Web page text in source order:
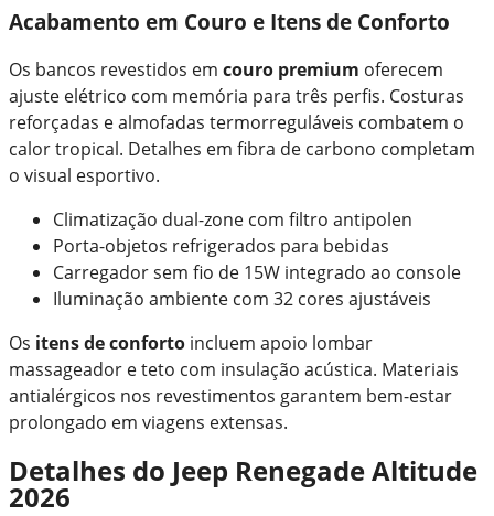
Acabamento em Couro e Itens de Conforto
Os bancos revestidos em couro premium oferecem
ajuste elétrico com memória para três perfis. Costuras
reforçadas e almofadas termorreguláveis combatem o
calor tropical. Detalhes em fibra de carbono completam
o visual esportivo.
Climatização dual-zone com filtro antipolen
Porta-objetos refrigerados para bebidas
Carregador sem fio de 15W integrado ao console
Iluminação ambiente com 32 cores ajustáveis
Os itens de conforto incluem apoio lombar
massageador e teto com insulação acústica. Materiais
antialérgicos nos revestimentos garantem bem-estar
prolongado em viagens extensas.
Detalhes do Jeep Renegade Altitude
2026